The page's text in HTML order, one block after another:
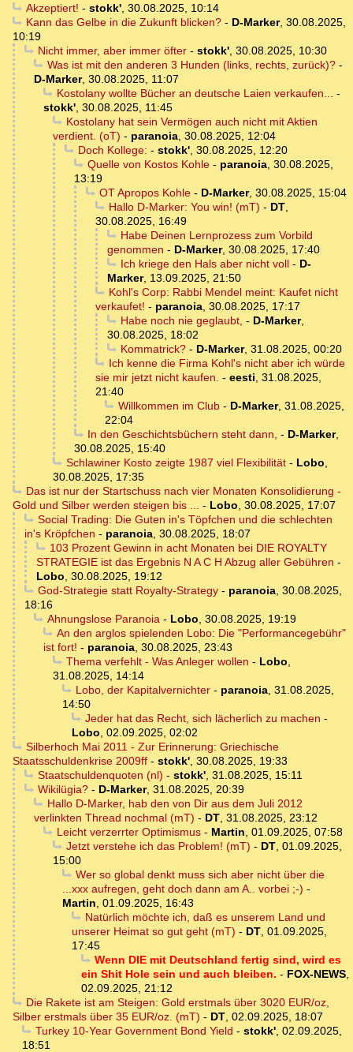
Akzeptiert! - stokk', 30.08.2025, 10:14
Kann das Gelbe in die Zukunft blicken?- D-Marker, 30.08.2025,
10:19
Nicht immer, aber immer öfter- stokk', 30.08.2025, 10:30
Was ist mit den anderen 3 Hunden (links, rechts, zurück)?-
D-Marker, 30.08.2025, 11:07
Kostolany wollte Bücher an deutsche Laien verkaufen...
-
stokk' 30.08.2025, 11:45
Kostolany hat sein Vermögen auch nicht mit Aktien
verdient. (oT) - paranoia 30.08.2025, 12:04
Doch Kollege: - stokk', 30.08.2025, 12:20
Quelle von Kostos Kohle- paranoia, 30.08.2025,
13:19
OT Apropos Kohle- D-Marker, 30.08.2025, 15:04
Hallo D-Marker: You win! (mT) - DT,
30.08.2025, 16:49
Habe Deinen Lernprozess zum Vorbild
genommen - D-Marker, 30.08.2025, 17:40
Ich kriege den Hals aber nicht voll- D-
Marker, 13.09.2025, 21:50
Kohl's Corp: Rabbi Mendel meint: Kaufet nicht
verkaufet! - paranoia 30.08.2025, 17:17
Habe noch nie geglaubt, - D-Marker,
30.08.2025, 18:02
Kommatrick?- D-Marker, 31.08.2025, 00:20
Ich kenne die Firma Kohl's nicht aber ich würde
sie mir jetzt nicht kaufen. - eesti 31.08.2025,
21:40
Willkommen im Club- D-Marker, 31.08.2025,
22:04
In den Geschichtsbüchern steht dann, - D-Marker,
30.08.2025, 15:40
Schlawiner Kosto zeigte 1987 viel Flexibilität- Lobo
30.08.2025, 17:35
Das ist nur der Startschuss nach vier Monaten Konsolidierung -
Gold und Silber werden steigen bis ...
- Lobo 30.08.2025, 17:07
Social Trading: Die Guten in's Töpfchen und die schlechten
in's Kröpfchen - paranoia 30.08.2025, 18:07
103 Prozent Gewinn in acht Monaten bei DIE ROYALTY
STRATEGIE ist das Ergebnis N A C H Abzug aller Gebühren -
Lobo 30.08.2025, 19:12
God-Strategie statt Royalty-Strategy- paranoia, 30.08.2025,
18:16
Ahnungslose Paranoia - Lobo 30.08.2025, 19:19
An den arglos spielenden Lobo: Die "Performancegebühr"
ist fort! - paranoia 30.08.2025, 23:43
Thema verfehlt - Was Anleger wollen - Lobo
31.08.2025, 14:14
Lobo, der Kapitalvernichter- paranoia, 31.08.2025,
14:50
Jeder hat das Recht, sich lächerlich zu machen -
Lobo 02.09.2025, 02:02
Silberhoch Mai 2011 - Zur Erinnerung: Griechische
Staatsschuldenkrise 2009ff - stokk' 30.08.2025, 19:33
Staatschuldenquoten (nl) - stokk', 31.08.2025, 15:11
Wikilügia?- D-Marker, 31.08.2025, 20:39
Hallo D-Marker, hab den von Dir aus dem Juli 2012
verlinkten Thread nochmal (mT) - DT 31.08.2025, 23:12
Leicht verzerrter Optimismus- Martin 01.09.2025, 07:58
Jetzt verstehe ich das Problem! (mT) - DT, 01.09.2025,
15:00
Wer so global denkt muss sich aber nicht über die
...xxx aufregen, geht doch dann am A.. vorbei ;-) -
Martin 01.09.2025, 16:43
Natürlich möchte ich, daß es unserem Land und
unserer Heimat so gut geht (mT) - DT 01.09.2025,
17:45
Wenn DIE mit Deutschland fertig sind, wird es
ein Shit Hole sein und auch bleiben. - FOX-NEWS
02.09.2025, 21:12
Die Rakete ist am Steigen: Gold erstmals über 3020 EUR/oz,
Silber erstmals über 35 EUR/oz. (mT) - DT 02.09.2025, 18:07
Turkey 10-Year Government Bond Yield - stokk', 02.09.2025,
18:51